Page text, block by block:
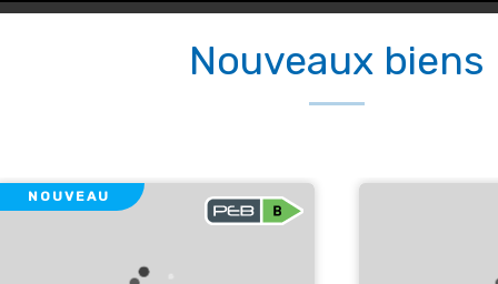
Nouveaux biens
NOUVEAU